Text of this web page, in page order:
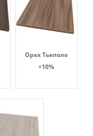
Орех Тьеполо
+10%